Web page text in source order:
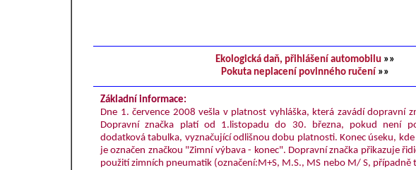
Ekologická daň, přihlášení automobilu »»
Pokuta neplacení povinného ručení »»
Základní informace:
Dne 1. července 2008 vešla v platnost vyhláška, která zavádí dopravní
Dopravní značka platí od 1.listopadu do 30. března, pokud není
dodatková tabulka, vyznačující odlišnou dobu platnosti. Konec úseku,
je označen značkou "Zimní výbava - konec". Dopravní značka přikazuje
použití zimních pneumatik (označení:M+S, M.S., MS nebo M/ S,